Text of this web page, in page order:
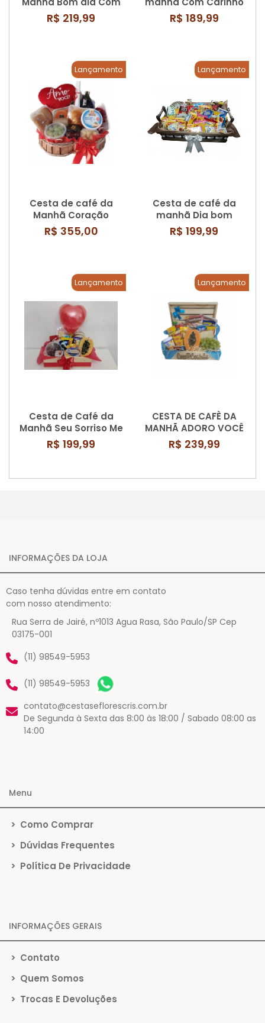
Alegria
R$ 219,99 R$ 189,99
Lançamento
Cesta de café da
Manhã Coração
apaixonado
R$ 355,00
Lançamento
Cesta de café da
manhã Dia bom
R$ 199,99
Lançamento
Cesta de Café da
Manhã Seu Sorriso Me
Alegra
R$ 199,99
Lançamento
CESTA DE CAFÈ DA
MANHÃ ADORO VOCÊ
NO AZUL
R$ 239,99
INFORMAÇÕES DA LOJA
Caso tenha dúvidas entre em contato
com nosso atendimento:
Rua Serra de Jairé, nº1013 Agua Rasa, São Paulo/SP Cep
03175-001
(11) 98549-5953
(11) 98549-5953
contato@cestaseflorescris.com.br
De Segunda à Sexta das 8:00 às 18:00 / Sabado 08:00 as
14:00
Menu
> Como Comprar
> Dúvidas Frequentes
> Política De Privacidade
INFORMAÇÕES GERAIS
> Contato
> Quem Somos
> Trocas E Devoluções